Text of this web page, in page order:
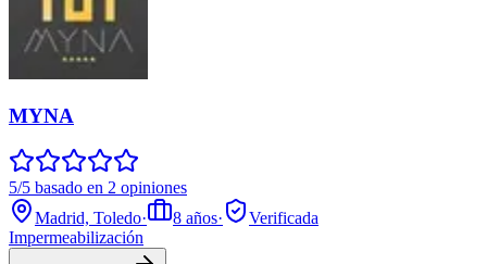
MYNA
5/5 basado en 2 opiniones
Madrid, Toledo· 8 años·
Verificada
Impermeabilización